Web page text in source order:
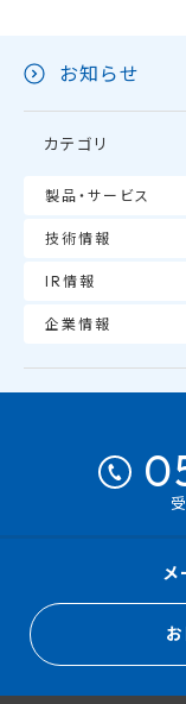
お知らせ
カテゴリ
製品・サービス
技術情報
IR情報
企業情報
メ